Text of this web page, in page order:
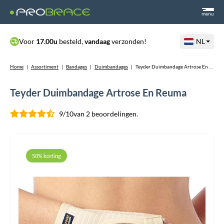
menu
Voor 17.00u besteld,vandaagverzonden! NL
Home | Assortiment | Bandages | Duimbandages | Teyder Duimbandage Artrose En Reuma
Teyder Duimbandage Artrose En Reuma
9/10van 2 beoordelingen.
50% korting